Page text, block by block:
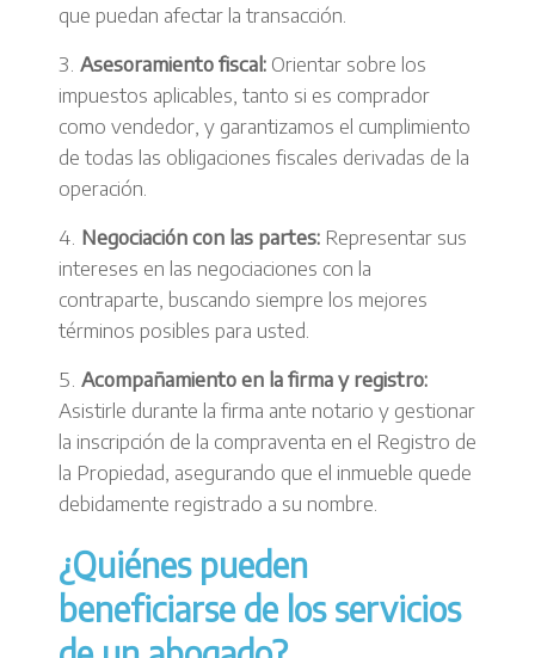
que puedan afectar la transacción.
Asesoramiento fiscal: Orientar sobre los
impuestos aplicables, tanto si es comprador
como vendedor, y garantizamos el cumplimiento
de todas las obligaciones fiscales derivadas de la
operación.
Negociación con las partes: Representar sus
intereses en las negociaciones con la
contraparte, buscando siempre los mejores
términos posibles para usted.
Acompañamiento en la firma y registro:
Asistirle durante la firma ante notario y gestionar
la inscripción de la compraventa en el Registro de
la Propiedad, asegurando que el inmueble quede
debidamente registrado a su nombre.
¿Quiénes pueden
beneficiarse de los servicios